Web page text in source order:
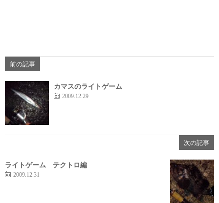
前の記事
カマスのライトゲーム
2009.12.29
次の記事
ライトゲーム テクトロ編
2009.12.31